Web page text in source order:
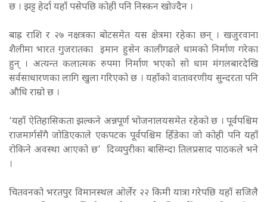
छ । झट्ट हेर्दा यहाँ पसेपछि कोही पनि निस्कन खोज्दैन ।
बाह्र राशि र २७ नक्षत्रका बोटसमेत यस क्षेत्रमा रहेका छन् । खजुरवाना
शैलीमा भारत गुजरातका इमान हुसेन कालीगढले धामको निर्माण गरेका
हुन् । अत्यन्त कलात्मक रुपमा निर्माण भएको सो धाम मंगलबारदेखि
सर्वसाधारणका लागि खुला गरिएको छ । यहाँको वातावरणीय सुन्दरता पनि
औधि राम्रो छ ।
‘यहाँ ऐतिहासिकता झल्कने अन्नपूर्ण भोजनालयसमेत रहेको छ । पूर्वपश्चिम
राजमार्गसँगै जोडिएकाले एकपटक पूर्वपश्चिम हिँडेका जो कोही पनि यहाँ
रोकिने अवस्था आएको छ’ दिव्यपुरीका बासिन्दा तिलप्रसाद पाठकले भने
।
चितवनको भरतपुर विमानस्थल ओर्लेर २२ किमी यात्रा गरेपछि यहाँ सजिलै